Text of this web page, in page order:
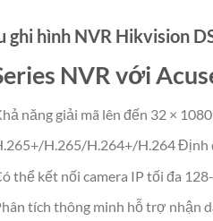
ghi hình NVR Hikvision
NVR với
năng giải mã lên đến 32 ×
H.265/H.264+/H.264 Định
thể kết nối camera IP tối đa
tích thông minh hỗ trợ nhận